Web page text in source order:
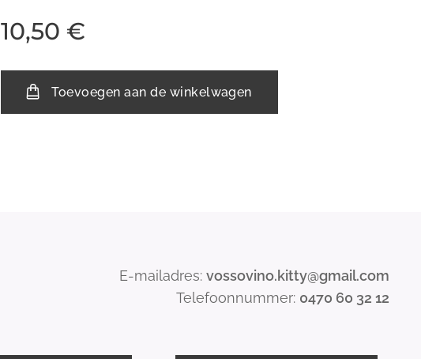
10,50 €
Toevoegen aan de winkelwagen
E-mailadres: vossovino.kitty@gmail.com
Telefoonnummer: 0470 60 32 12